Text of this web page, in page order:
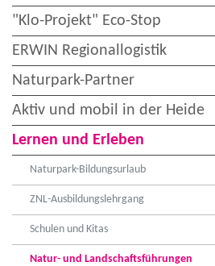
"Klo-Projekt" Eco-Stop
ERWIN Regionallogistik
Naturpark-Partner
Aktiv und mobil in der Heide
Lernen und Erleben
Naturpark-Bildungsurlaub
ZNL-Ausbildungslehrgang
Schulen und Kitas
Natur- und Landschaftsführungen